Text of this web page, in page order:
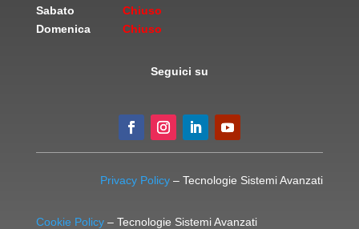
Sabato
Chiuso
Domenica
Chiuso
Seguici su
Privacy Policy – Tecnologie Sistemi Avanzati
Cookie Policy– Tecnologie Sistemi Avanzati